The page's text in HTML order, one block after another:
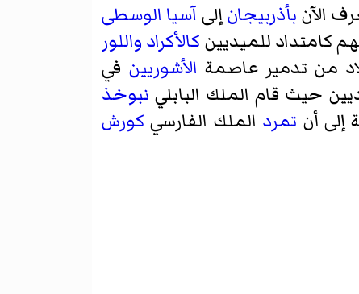
الآن بأذربيجانإلى آسيا الوسطى
كامتداد للميديين كالأكراد واللور
الأشوريين في
حيث قام الملك البابلي نبوخذ
إلى أن تمرد الملك الفارسي كورش